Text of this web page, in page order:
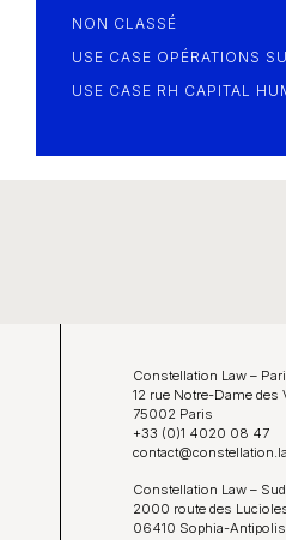
NON CLASSÉ
USE CASE OPÉRATIONS
USE CASE RH CAPITAL
Constellation Law –
12 rue Notre-Dame des
75002 Paris
+33 (0)1 4020 08 47
Constellation Law – Sud
2000 route des
06410 Sophia-Antipolis